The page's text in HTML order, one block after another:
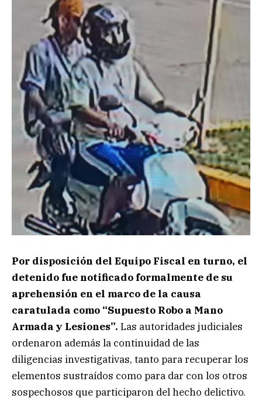
Por disposición del Equipo Fiscal en turno, el
detenido fue notificado formalmente de su
aprehensión en el marco de la causa
caratulada como “Supuesto Robo a Mano
Armada y Lesiones”. Las autoridades judiciales
ordenaron además la continuidad de las
diligencias investigativas, tanto para recuperar los
elementos sustraídos como para dar con los otros
sospechosos que participaron del hecho delictivo.